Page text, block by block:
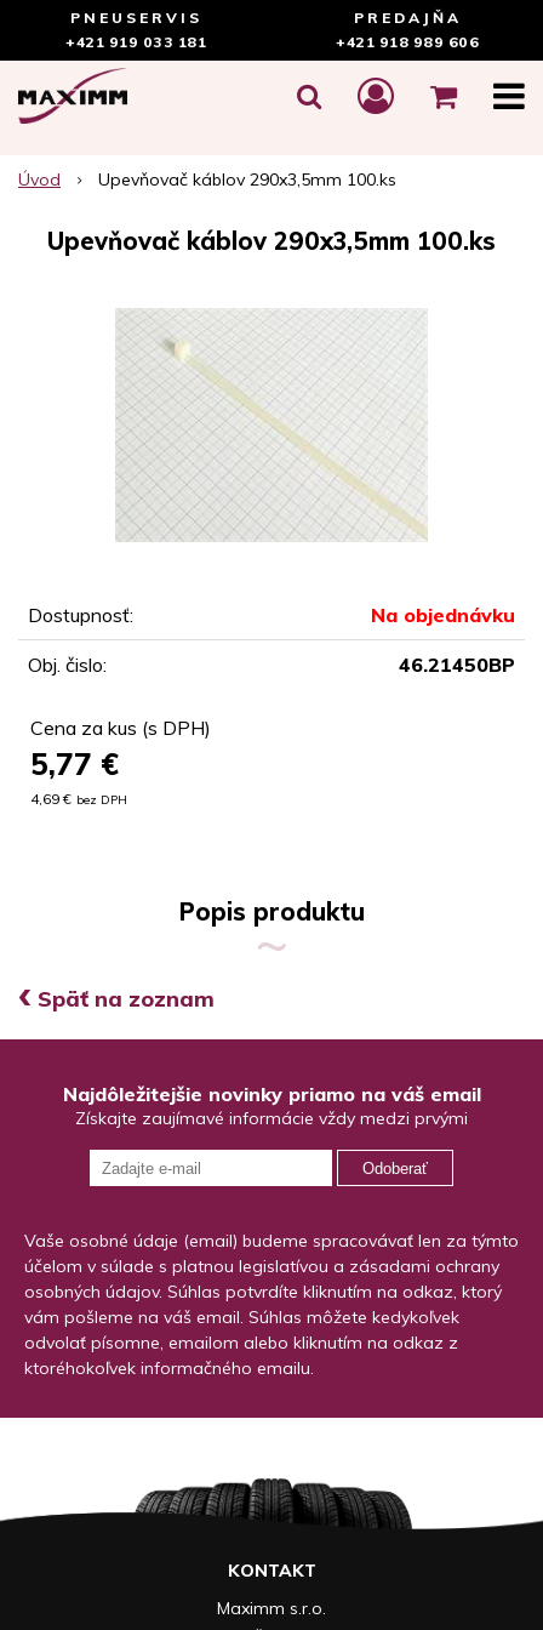
PNEUSERVIS
+421 919 033 181
PREDAJŇA
+421 918 989 606
Úvod Upevňovač káblov 290x3,5mm 100.ks
Upevňovač káblov 290x3,5mm 100.ks
Dostupnosť: Na objednávku
Obj. čislo: 46.21450BP
Cena za kus (s DPH)
5,77 €
4,69 € bez DPH
Popis produktu
‹ Späť na zoznam
Najdôležitejšie novinky priamo na váš email
Získajte zaujímavé informácie vždy medzi prvými
Odoberať
Vaše osobné údaje (email) budeme spracovávať len za týmto
účelom v súlade s platnou legislatívou a zásadami ochrany
osobných údajov. Súhlas potvrdíte kliknutím na odkaz, ktorý
vám pošleme na váš email. Súhlas môžete kedykoľvek
odvolať písomne, emailom alebo kliknutím na odkaz z
ktoréhokoľvek informačného emailu.
KONTAKT
Maximm s.r.o.